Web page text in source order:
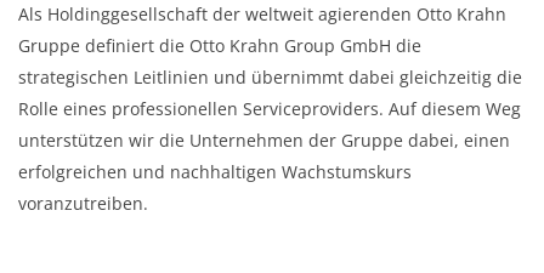
Als Holdinggesellschaft der weltweit agierenden Otto Krahn
Gruppe definiert die Otto Krahn Group GmbH die
strategischen Leitlinien und übernimmt dabei gleichzeitig die
Rolle eines professionellen Serviceproviders. Auf diesem Weg
unterstützen wir die Unternehmen der Gruppe dabei, einen
erfolgreichen und nachhaltigen Wachstumskurs
voranzutreiben.